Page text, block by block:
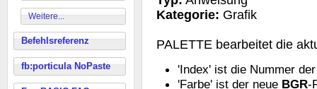
Weitere...
Befehlsreferenz
fb:porticula NoPaste
Kategorie: Grafik
PALETTE bearbeitet die
'Index' ist die Nummer
'Farbe' ist der neue BGR-